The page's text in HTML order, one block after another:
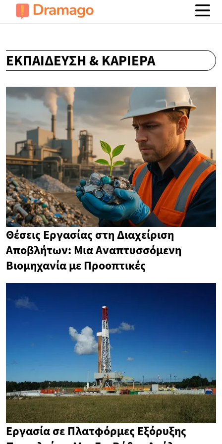
ΕΚΠΑΊΔΕΥΣΗ & ΚΑΡΙΈΡΑ
Θέσεις Εργασίας στη Διαχείριση
Αποβλήτων: Μια Αναπτυσσόμενη
Βιομηχανία με Προοπτικές
Εργασία σε Πλατφόρμες Εξόρυξης